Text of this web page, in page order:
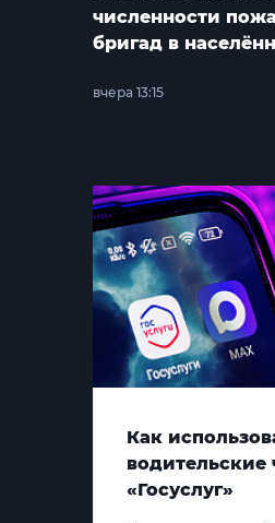
численности
бригад в
вчера 13:15
Как
водительские
«Госуслуг»